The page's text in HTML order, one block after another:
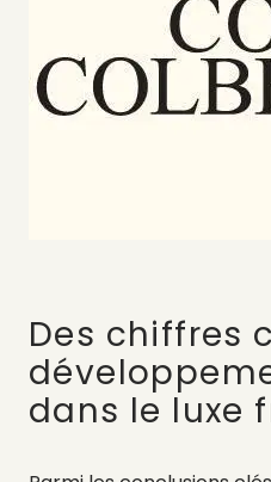
Des chiffres
dans le luxe